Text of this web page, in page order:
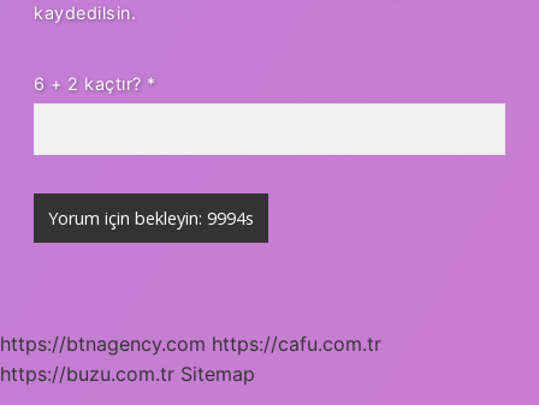
kaydedilsin.
6 + 2 kaçtır? *
https://btnagency.com https://cafu.com.tr
https://buzu.com.tr Sitemap